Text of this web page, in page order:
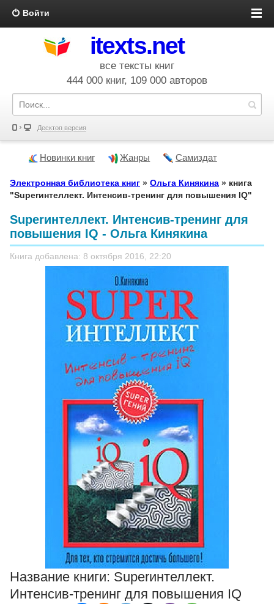
Войти
itexts.net
все тексты книг
444 000 книг, 109 000 авторов
Десктоп версия
Новинки книг Жанры Самиздат
Электронная библиотека книг » Ольга Кинякина » книга
"Superинтеллект. Интенсив-тренинг для повышения IQ"
Superинтеллект. Интенсив-тренинг для
повышения IQ - Ольга Кинякина
Книга добавлена: 8 октября 2016, 22:20
Название книги: Superинтеллект.
Интенсив-тренинг для повышения IQ